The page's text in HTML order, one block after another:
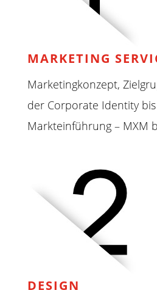
MARKETING
Marketingkonzept,
der Corporate Identity
Markteinführung – MXM
DESIGN